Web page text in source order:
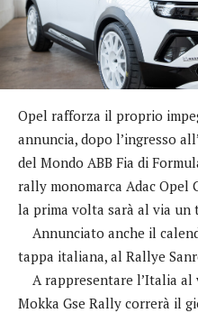
Opel rafforza il proprio
annuncia, dopo l’ingresso
del Mondo ABB Fia di
rally monomarca Adac Opel
la prima volta sarà al via un
Annunciato anche il
tappa italiana, al Rallye
A rappresentare l’Italia al
Mokka Gse Rally correrà il